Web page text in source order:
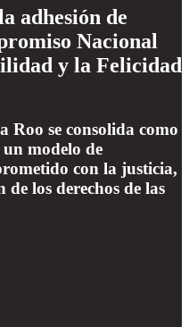
adhesión de
Nacional
y la Felicidad
Roo se consolida como
modelo de
con la justicia,
los derechos de las